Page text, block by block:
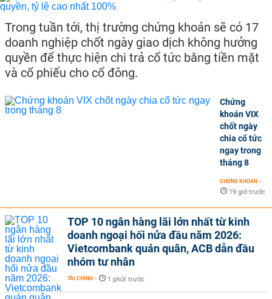
Trong tuần tới, thị trường chứng khoán sẽ có 17
doanh nghiệp chốt ngày giao dịch không hưởng
quyền để thực hiện chi trả cổ tức bằng tiền mặt
và cổ phiếu cho cổ đông.
Chứng
khoán VIX
chốt ngày
chia cổ tức
ngay trong
tháng 8
CHỨNG KHOÁN -
19 giờ trước
TOP 10 ngân hàng lãi lớn nhất từ kinh
doanh ngoại hối nửa đầu năm 2026:
Vietcombank quán quân, ACB dẫn đầu
nhóm tư nhân
TÀI CHÍNH - 1 phút trước